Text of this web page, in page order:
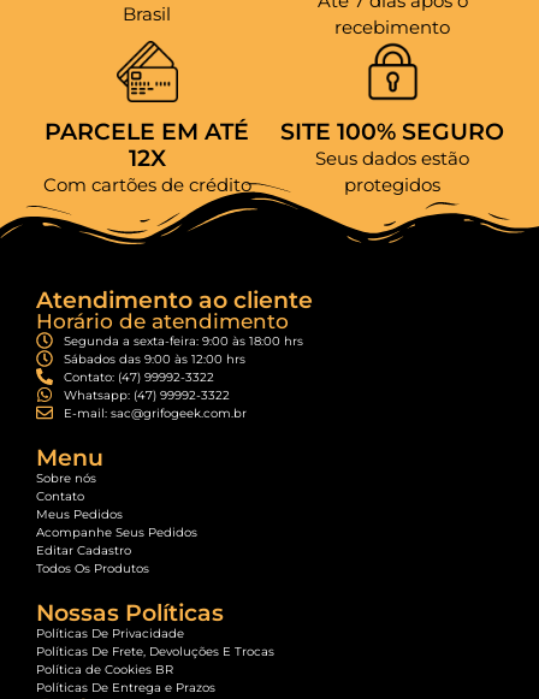
Brasil
recebimento
PARCELE EM ATÉ
12X
Com cartões de crédito
SITE 100% SEGURO
Seus dados estão
protegidos
Atendimento ao cliente
Horário de atendimento
Segunda a sexta-feira: 9:00 às 18:00 hrs
Sábados das 9:00 às 12:00 hrs
Contato: (47) 99992-3322
Whatsapp: (47) 99992-3322
E-mail: sac@grifogeek.com.br
Menu
Sobre nós
Contato
Meus Pedidos
Acompanhe Seus Pedidos
Editar Cadastro
Todos Os Produtos
Nossas Políticas
Políticas De Privacidade
Políticas De Frete, Devoluções E Trocas
Política de Cookies BR
Políticas De Entrega e Prazos